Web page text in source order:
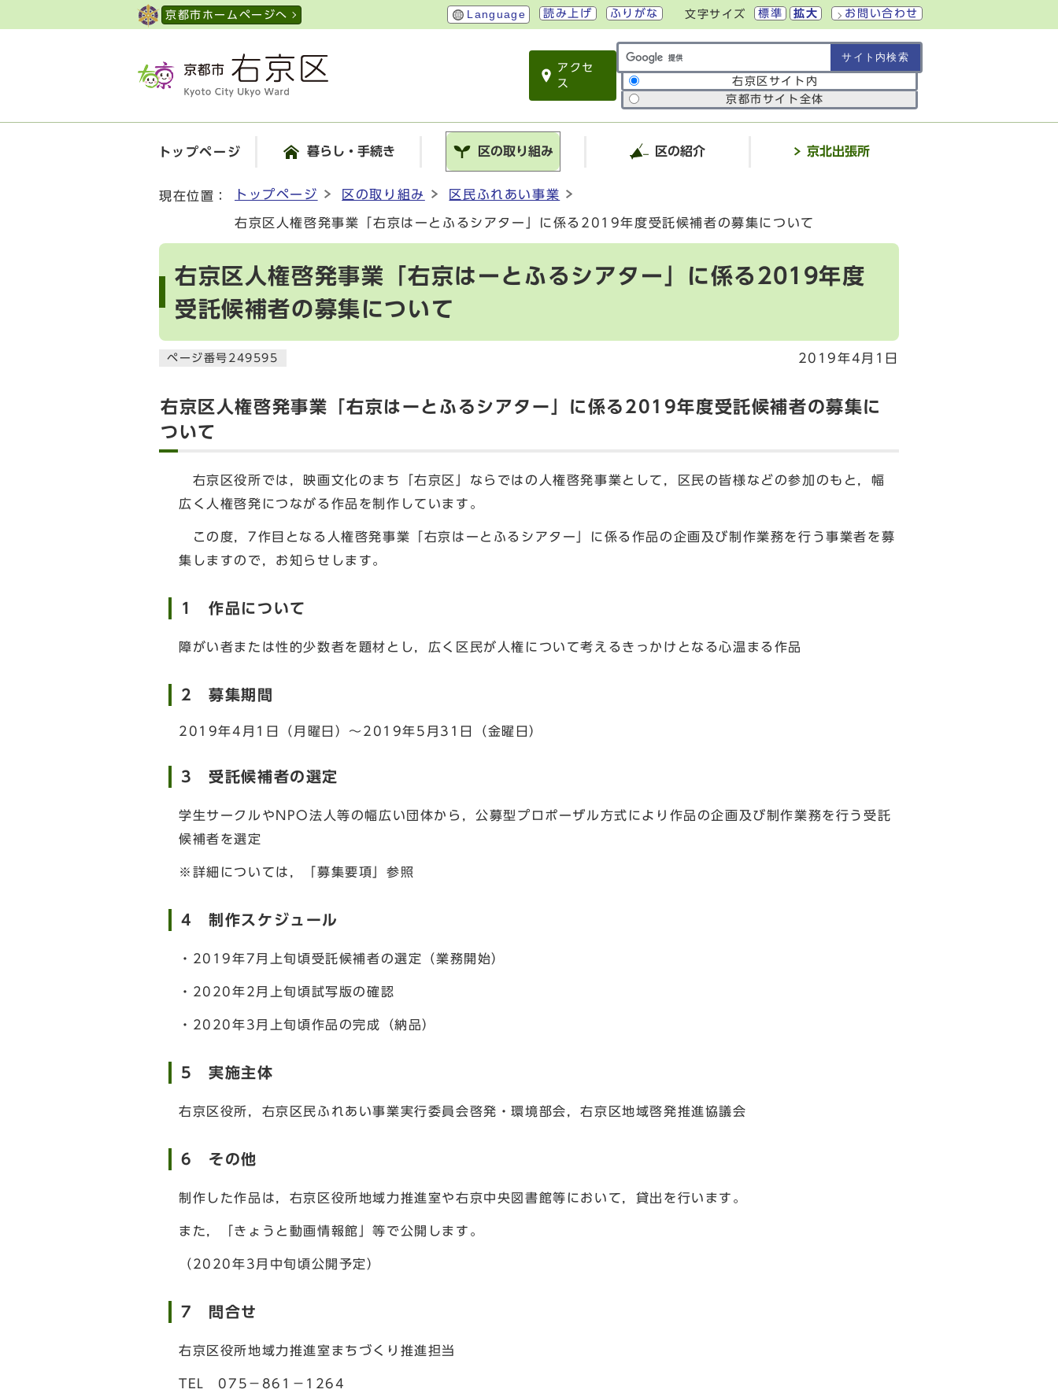
京都市ホームページへ Language 読み上げ ふりがな 文字サイズ 標準 拡大 お問い合わせ
アクセ
ス
サイト内検索の範囲 右京区サイト内
京都市サイト全体
トップページ 暮らし・手続き 区の取り組み 区の紹介 京北出張所
現在位置： トップページ 区の取り組み 区民ふれあい事業
右京区人権啓発事業「右京はーとふるシアター」に係る2019年度受託候補者の募集について
右京区人権啓発事業「右京はーとふるシアター」に係る2019年度
受託候補者の募集について
ページ番号249595 2019年4月1日
右京区人権啓発事業「右京はーとふるシアター」に係る2019年度受託候補者の募集に
ついて
右京区役所では，映画文化のまち「右京区」ならではの人権啓発事業として，区民の皆様などの参加のもと，幅
広く人権啓発につながる作品を制作しています。
この度，7作目となる人権啓発事業「右京はーとふるシアター」に係る作品の企画及び制作業務を行う事業者を募
集しますので，お知らせします。
1 作品について
障がい者または性的少数者を題材とし，広く区民が人権について考えるきっかけとなる心温まる作品
2 募集期間
2019年4月1日（月曜日）～2019年5月31日（金曜日）
3 受託候補者の選定
学生サークルやNPO法人等の幅広い団体から，公募型プロポーザル方式により作品の企画及び制作業務を行う受託
候補者を選定
※詳細については，「募集要項」参照
4 制作スケジュール
・2019年7月上旬頃受託候補者の選定（業務開始）
・2020年2月上旬頃試写版の確認
・2020年3月上旬頃作品の完成（納品）
5 実施主体
右京区役所，右京区民ふれあい事業実行委員会啓発・環境部会，右京区地域啓発推進協議会
6 その他
制作した作品は，右京区役所地域力推進室や右京中央図書館等において，貸出を行います。
また，「きょうと動画情報館」等で公開します。
（2020年3月中旬頃公開予定）
7 問合せ
右京区役所地域力推進室まちづくり推進担当
TEL 075－861－1264